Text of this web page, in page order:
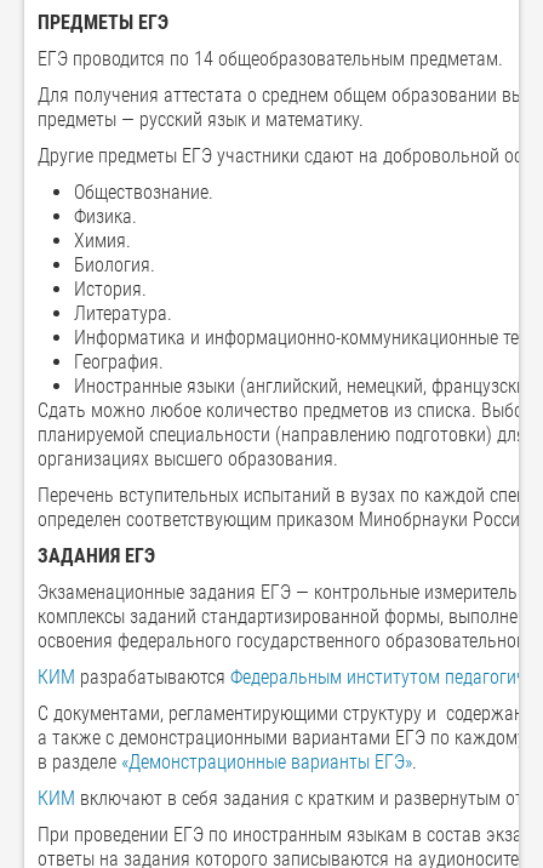
ПРЕДМЕТЫ ЕГЭ
ЕГЭ проводится по 14 общеобразовательным предметам.
Для получения аттестата о среднем общем образовании
предметы — русский язык и математику.
Другие предметы ЕГЭ участники сдают на добровольной
Обществознание.
Физика.
Химия.
Биология.
История.
Литература.
Информатика и информационно-коммуникационные
География.
Иностранные языки (английский, немецкий, французский
Сдать можно любое количество предметов из списка. Выбор
планируемой специальности (направлению подготовки) для
организациях высшего образования.
Перечень вступительных испытаний в вузах по каждой
определен соответствующим приказом Минобрнауки России.
ЗАДАНИЯ ЕГЭ
Экзаменационные задания ЕГЭ — контрольные
комплексы заданий стандартизированной формы,
освоения федерального государственного образовательного
КИМ разрабатываются Федеральным институтом
С документами, регламентирующими структуру и
а также с демонстрационными вариантами ЕГЭ по каждому
в разделе «Демонстрационные варианты ЕГЭ».
КИМ включают в себя задания с кратким и развернутым
При проведении ЕГЭ по иностранным языкам в состав
ответы на задания которого записываются на